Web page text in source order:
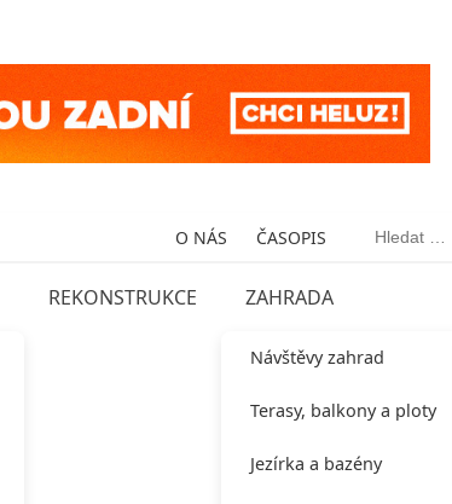
O NÁS ČASOPIS Vyhledávání
REKONSTRUKCE ZAHRADA
Návštěvy zahrad
Terasy, balkony a ploty
Jezírka a bazény